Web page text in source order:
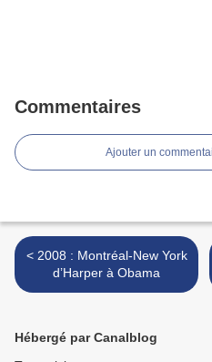
Commentaires
Ajouter un
< 2008 : Montréal-New York
d’Harper à Obama
Hébergé par Canalblog